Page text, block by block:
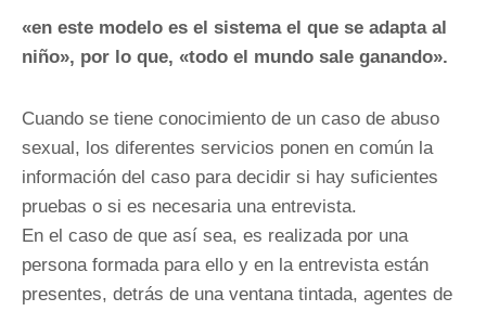
«en este modelo es el sistema el que se adapta al
niño», por lo que, «todo el mundo sale ganando».
Cuando se tiene conocimiento de un caso de abuso
sexual, los diferentes servicios ponen en común la
información del caso para decidir si hay suficientes
pruebas o si es necesaria una entrevista.
En el caso de que así sea, es realizada por una
persona formada para ello y en la entrevista están
presentes, detrás de una ventana tintada, agentes de